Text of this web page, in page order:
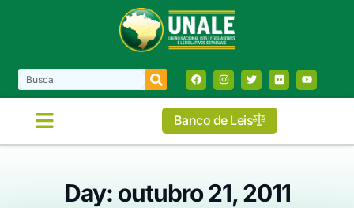
Banco de Leis
Day: outubro 21, 2011